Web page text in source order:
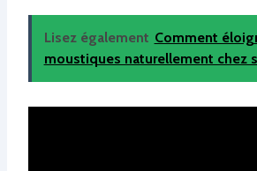
Lisez également Comment
moustiques naturellement chez